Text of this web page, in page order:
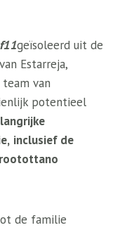
geïsoleerd uit de
Estarreja,
van
potentieel
inclusief de
de familie